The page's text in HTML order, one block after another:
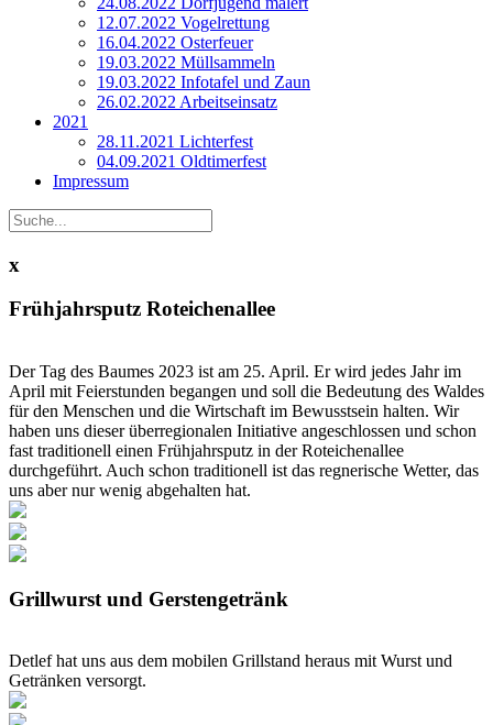
12.07.2022 Vogelrettung
16.04.2022 Osterfeuer
19.03.2022 Müllsammeln
19.03.2022 Infotafel und Zaun
26.02.2022 Arbeitseinsatz
2021
28.11.2021 Lichterfest
04.09.2021 Oldtimerfest
Impressum
x
Frühjahrsputz Roteichenallee
Der Tag des Baumes 2023 ist am 25. April. Er wird jedes Jahr im
April mit Feierstunden begangen und soll die Bedeutung des Waldes
für den Menschen und die Wirtschaft im Bewusstsein halten. Wir
haben uns dieser überregionalen Initiative angeschlossen und schon
fast traditionell einen Frühjahrsputz in der Roteichenallee
durchgeführt. Auch schon traditionell ist das regnerische Wetter, das
uns aber nur wenig abgehalten hat.
Grillwurst und Gerstengetränk
Detlef hat uns aus dem mobilen Grillstand heraus mit Wurst und
Getränken versorgt.